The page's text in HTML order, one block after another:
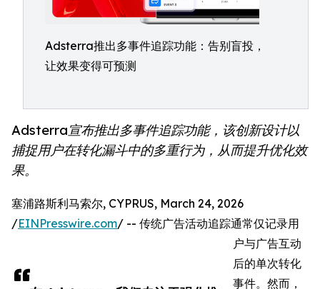
Adsterra推出多事件追踪功能：告别盲投，
让效果变得可预测
Adsterra宣布推出多事件追踪功能，该创新设计以
捕捉用户在转化漏斗中的多重行为，从而提升优化效
果。
塞浦路斯利马索尔, CYPRUS, March 24, 2026
/EINPresswire.com/ -- 传统广告活动追踪通常仅记录用
户与广告互动
后的单次转化
事件。然而，